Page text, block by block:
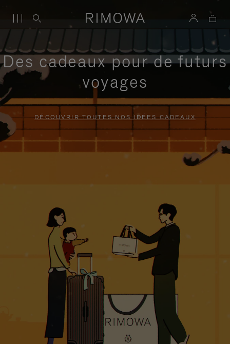
Des cadeaux pour de futurs
voyages
DÉCOUVRIR TOUTES NOS IDÉES CADEAUX